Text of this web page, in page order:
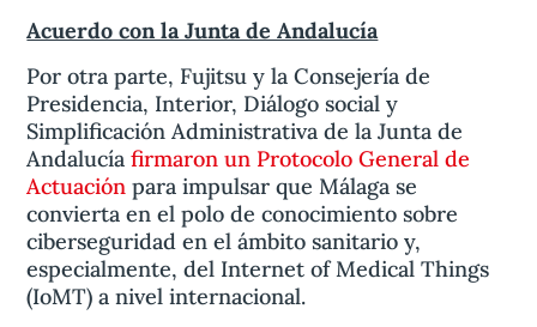
Acuerdo con la Junta de Andalucía
Por otra parte, Fujitsu y la Consejería de
Presidencia, Interior, Diálogo social y
Simplificación Administrativa de la Junta de
Andalucíafirmaron un Protocolo General de
Actuación para impulsar que Málaga se
convierta en el polo de conocimiento sobre
ciberseguridad en el ámbito sanitario y,
especialmente, del Internet of Medical Things
(IoMT) a nivel internacional.